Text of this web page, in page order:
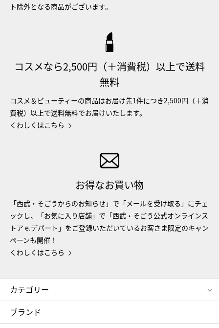
ト除外となる商品がございます。
コスメなら2,500円（＋消費税）以上で送料
無料
コスメ＆ビューティーの商品はお届け先1件につき2,500円（＋消
費税）以上で送料無料でお届けいたします。
くわしくはこちら
お得なお買い物
「西武・そごうからのお知らせ」で「メールを受け取る」にチェ
ックし、「お気に入り店舗」で「西武・そごう公式オンラインス
トア e.デパート」をご登録いただいているお客さま限定のキャン
ペーンも開催！
くわしくはこちら
カテゴリー
コスメ＆ビューティー
ギフト
レディース
ブランド